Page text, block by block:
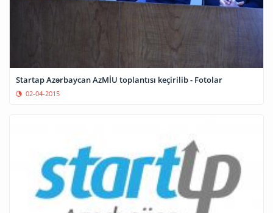
Startap Azərbaycan AzMİU toplantısı keçirilib - Fotolar
02-04-2015